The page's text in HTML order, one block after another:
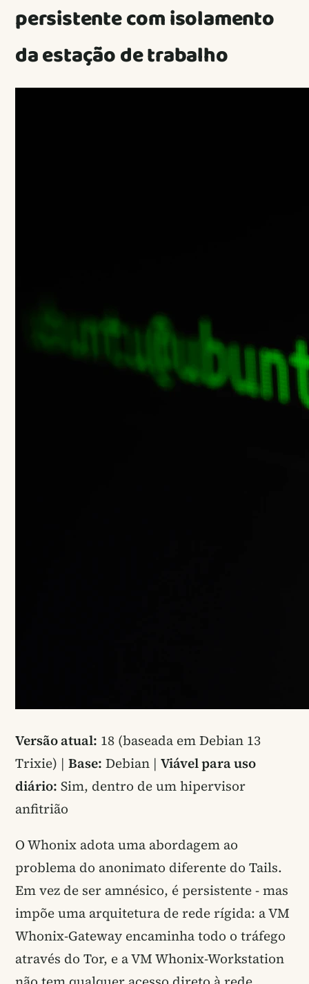
persistente com isolamento
da estação de trabalho
Versão atual: 18 (baseada em Debian 13
Trixie) | Base: Debian | Viável para uso
diário: Sim, dentro de um hipervisor
anfitrião
O Whonix adota uma abordagem ao
problema do anonimato diferente do Tails.
Em vez de ser amnésico, é persistente - mas
impõe uma arquitetura de rede rígida: a VM
Whonix-Gateway encaminha todo o tráfego
através do Tor, e a VM Whonix-Workstation